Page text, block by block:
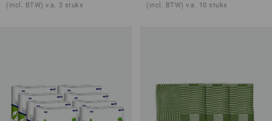
(incl. BTW) v.a. 3 stuks (incl. BTW) v.a. 10 stuks